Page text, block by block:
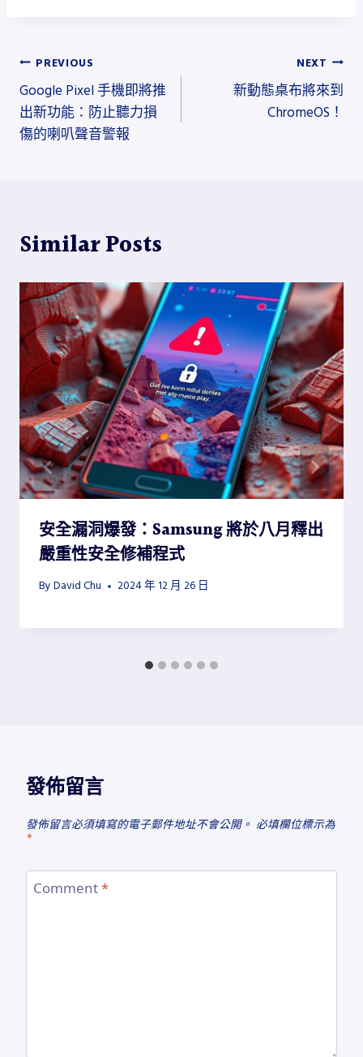
文
章
導
PREVIOUS
Google Pixel 手機即將推
出新功能：防止聽力損
傷的喇叭聲音警報
NEXT
新動態桌布將來到
ChromeOS！
Similar Posts
安全漏洞爆發：Samsung 將於八月釋出
嚴重性安全修補程式
By David Chu 2024 年 12 月 26 日
發佈留言
發佈留言必須填寫的電子郵件地址不會公開。 必填欄位標示為
*
Comment*